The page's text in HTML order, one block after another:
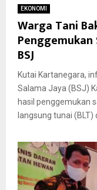
EKONOMI
Warga Tani
BSJ
Kutai Kartanegara,
Salama Jaya (BSJ)
hasil penggemukan
langsung tunai (BLT)